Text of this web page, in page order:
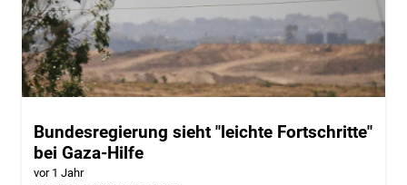
Bundesregierung sieht "leichte Fortschritte"
bei Gaza-Hilfe
vor 1 Jahr